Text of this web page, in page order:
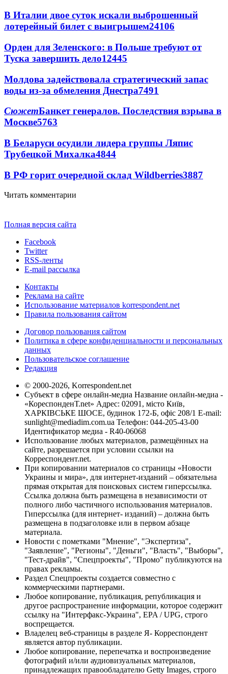
В Италии двое суток искали выброшенный
лотерейный билет с выигрышем24106
Орден для Зеленского: в Польше требуют от
Туска завершить дело12445
Молдова задействовала стратегический запас
воды из-за обмеления Днестра7491
СюжетБанкет генералов. Последствия взрыва в
Москве5763
В Беларуси осудили лидера группы Ляпис
Трубецкой Михалка4844
В РФ горит очередной склад Wildberries3887
Читать комментарии
Полная версия сайта
Facebook
Twitter
RSS-ленты
E-mail рассылка
Контакты
Реклама на сайте
Использование материалов korrespondent.net
Правила пользования сайтом
Договор пользования сайтом
Политика в сфере конфиденциальности и персональных
данных
Пользовательское соглашение
Редакция
© 2000-2026, Korrespondent.net
Субъект в сфере онлайн-медиа Название онлайн-медиа -
«КореспонденТ.net» Адрес: 02091, місто Київ,
ХАРКІВСЬКЕ ШОСЕ, будинок 172-Б, офіс 208/1 E-mail:
sunlight@mediadim.com.ua Телефон: 044-205-43-00
Идентификатор медиа - R40-06068
Использование любых материалов, размещённых на
сайте, разрешается при условии ссылки на
Корреспондент.net.
При копировании материалов со страницы «Новости
Украины и мира», для интернет-изданий – обязательна
прямая открытая для поисковых систем гиперссылка.
Ссылка должна быть размещена в независимости от
полного либо частичного использования материалов.
Гиперссылка (для интернет- изданий) – должна быть
размещена в подзаголовке или в первом абзаце
материала.
Новости с пометками "Мнение", "Экспертиза",
"Заявление", "Регионы", "Деньги", "Власть", "Выборы",
"Тест-драйв", "Спецпроекты", "Промо" публикуются на
правах рекламы.
Раздел Спецпроекты создается совместно с
коммерческими партнерами.
Любое копирование, публикация, републикация и
другое распространение информации, которое содержит
ссылку на "Интерфакс-Украина", EPA / UPG, строго
воспрещается.
Владелец веб-страницы в разделе Я- Корреспондент
является автор публикации.
Любое копирование, перепечатка и воспроизведение
фотографий и/или аудиовизуальных материалов,
принадлежащих правообладателю Getty Images, строго